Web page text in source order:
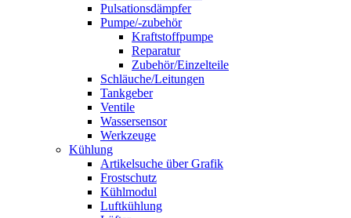
Pulsationsdämpfer
Pumpe/-zubehör
Kraftstoffpumpe
Reparatur
Zubehör/Einzelteile
Schläuche/Leitungen
Tankgeber
Ventile
Wassersensor
Werkzeuge
Kühlung
Artikelsuche über Grafik
Frostschutz
Kühlmodul
Luftkühlung